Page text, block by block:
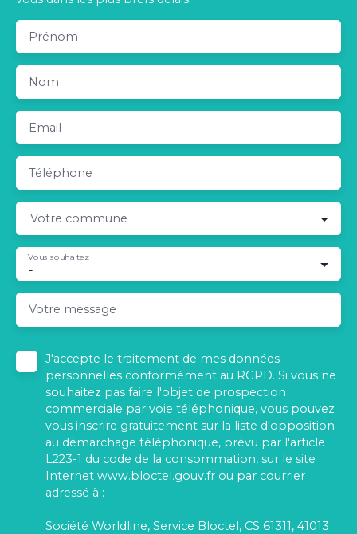
Prénom
Nom
Email
Téléphone
Votre commune
-
Vous souhaitez
Votre message
J'accepte le traitement de mes données
personnelles conformément au RGPD. Si vous ne
souhaitez pas faire l'objet de prospection
commerciale par voie téléphonique, vous pouvez
vous inscrire gratuitement sur la liste d'opposition
au démarchage téléphonique, prévu par l'article
L223-1 du code de la consommation, sur le site
Internet www.bloctel.gouv.fr ou par courrier
adressé à :
Société Worldline, Service Bloctel, CS 61311, 41013